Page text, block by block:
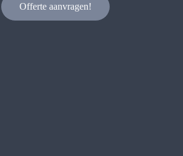
Offerte aanvragen!